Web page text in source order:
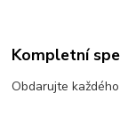
Kompletní
Obdarujte